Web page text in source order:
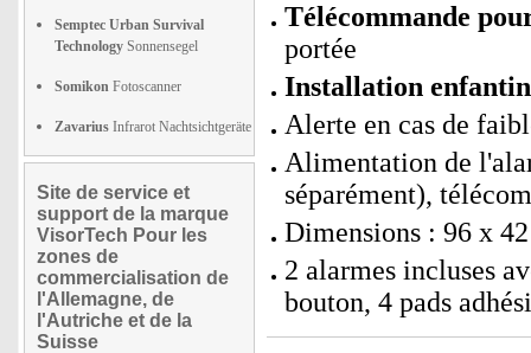
Semptec Urban Survival
Technology Sonnensegel
Somikon Fotoscanner
Zavarius Infrarot Nachtsichtgeräte
Site de service et
support de la marque
VisorTech Pour les
zones de
commercialisation de
l'Allemagne, de
l'Autriche et de la
Suisse
Télécommande
portée
Installation
Alerte en cas de
Alimentation de
séparément),
Dimensions : 96 x
2 alarmes incluses
bouton, 4 pads